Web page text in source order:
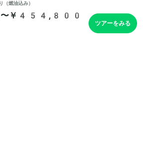
燃油込み）
￥454,800
ツアーをみる